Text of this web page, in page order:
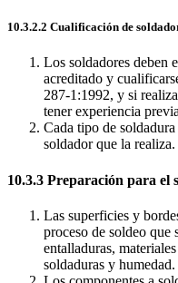
10.3.2.2 Cualificación de
Los soldadores deben
acreditado y
287-1:1992, y si
tener experiencia
Cada tipo de
soldador que la realiza.
10.3.3 Preparación para el
Las superficies y
proceso de soldeo que
entalladuras,
soldaduras y humedad.